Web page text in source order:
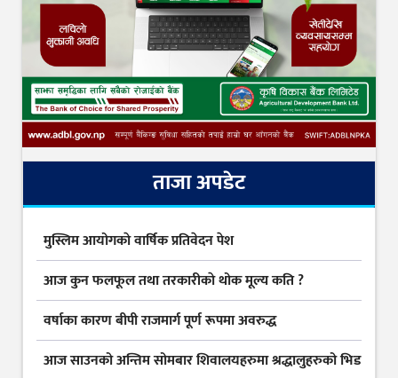
ताजा अपडेट
मुस्लिम आयोगकाे वार्षिक प्रतिवेदन पेश
आज कुन फलफूल तथा तरकारीकाे थोक मूल्य कति ?
वर्षाका कारण बीपी राजमार्ग पूर्ण रूपमा अवरुद्ध
आज साउनको अन्तिम सोमबार शिवालयहरुमा श्रद्धालुहरुको भिड